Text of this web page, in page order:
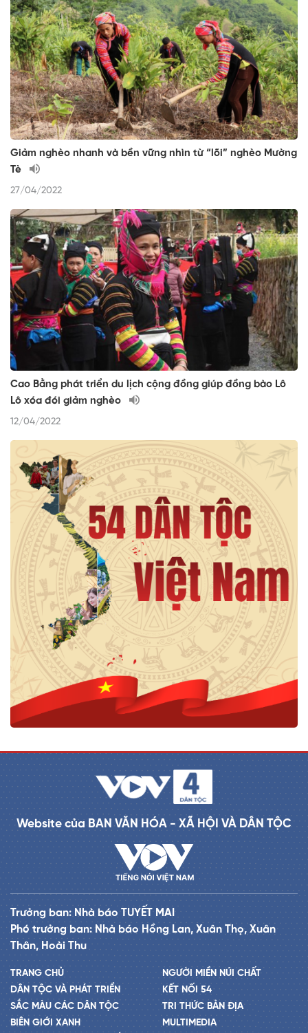
Giảm nghèo nhanh và bền vững nhìn từ “lõi” nghèo Mường
Tè
27/04/2022
Cao Bằng phát triển du lịch cộng đồng giúp đồng bào Lô
Lô xóa đói giảm nghèo
12/04/2022
Website của BAN VĂN HÓA - XÃ HỘI VÀ DÂN TỘC
Trưởng ban: Nhà báo TUYẾT MAI
Phó trưởng ban: Nhà báo Hồng Lan, Xuân Thọ, Xuân
Thân, Hoài Thu
TRANG CHỦ
DÂN TỘC VÀ PHÁT TRIỂN
SẮC MÀU CÁC DÂN TỘC
BIÊN GIỚI XANH
NGƯỜI MIỀN NÚI CHẤT
KẾT NỐI 54
TRI THỨC BẢN ĐỊA
MULTIMEDIA